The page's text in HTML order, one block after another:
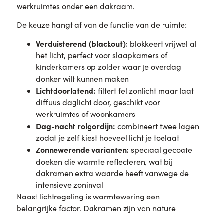
werkruimtes onder een dakraam.
De keuze hangt af van de functie van de ruimte:
Verduisterend (blackout): blokkeert vrijwel al
het licht, perfect voor slaapkamers of
kinderkamers op zolder waar je overdag
donker wilt kunnen maken
Lichtdoorlatend: filtert fel zonlicht maar laat
diffuus daglicht door, geschikt voor
werkruimtes of woonkamers
Dag-nacht rolgordijn: combineert twee lagen
zodat je zelf kiest hoeveel licht je toelaat
Zonnewerende varianten: speciaal gecoate
doeken die warmte reflecteren, wat bij
dakramen extra waarde heeft vanwege de
intensieve zoninval
Naast lichtregeling is warmtewering een
belangrijke factor. Dakramen zijn van nature